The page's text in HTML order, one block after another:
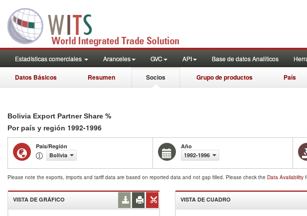
Estadísticas comerciales Aranceles GVC API Base de datos Analiticos
Datos Básicos Resumen Socios Grupo de productos País
Bolivia Export Partner Share %
Por país y región 1992-1996
País/Región
Bolivia
Año
1992-1996
Please note the exports, imports and tariff data are based on reported data and not gap filled. Please check the Data Availability
VISTA DE GRÁFICO VISTA DE CUADRO